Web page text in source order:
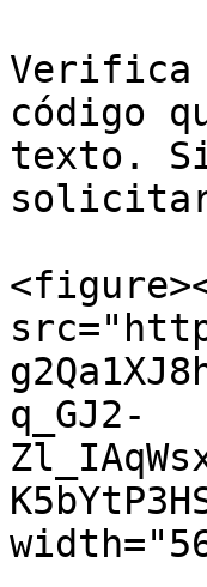
Verifica
código
texto.
q_GJ2-